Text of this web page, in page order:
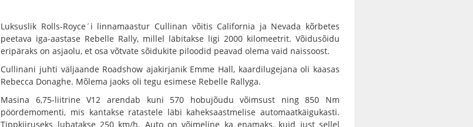
Luksuslik Rolls-Royce´i linnamaastur Cullinan võitis California ja Nevada kõrbetes
peetava iga-aastase Rebelle Rally, millel läbitakse ligi 2000 kilomeetrit. Võidusõidu
eripäraks on asjaolu, et osa võtvate sõidukite piloodid peavad olema vaid naissoost.
Cullinani juhti väljaande Roadshow ajakirjanik Emme Hall, kaardilugejana oli kaasas
Rebecca Donaghe. Mõlema jaoks oli tegu esimese Rebelle Rallyga.
Masina 6,75-liitrine V12 arendab kuni 570 hobujõudu võimsust ning 850 Nm
pöördemomenti, mis kantakse ratastele läbi kaheksaastmelise automaatkäigukasti.
Tippkiiruseks lubatakse 250 km/h. Auto on võimeline ka enamaks, kuid just sellel